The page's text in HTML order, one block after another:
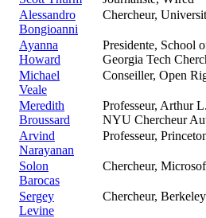
Alessandro
Bongioanni
Chercheur,
Ayanna
Howard
Presidente, School
Georgia Tech
Michael
Veale
Conseiller, Open
Meredith
Broussard
Professeur, Arthur
NYU Chercheur
Arvind
Narayanan
Professeur,
Solon
Barocas
Chercheur,
Sergey
Levine
Chercheur,